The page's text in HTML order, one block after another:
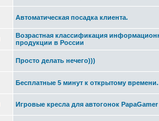
Автоматическая посадка клиента.
Возрастная классификация
продукции в России
Просто делать нечего)))
Бесплатные 5 минут к открытому времени.
Игровые кресла для автогонок PapaGamer